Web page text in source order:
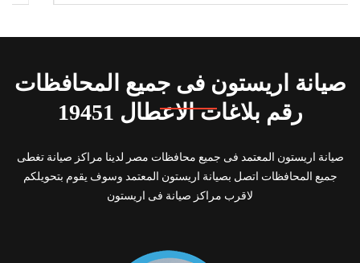
صيانة اريستون فى جميع المحافظات
رقم بلاغات الاعطال 19451
صيانة اريستون المعتمد فى جميع محافظات مصر لدينا مراكز صيانة تغطى
جميع المحافظات اتصل بصيانة اريستون المعتمد وسوف يقوم بتحويلكم
لاقرب مراكز صيانة فى اريستون